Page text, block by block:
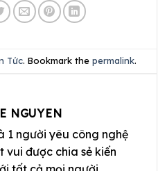
Tức. Bookmark thepermalink.
NGUYEN
1 người yêu công nghệ
vui được chia sẻ kiến